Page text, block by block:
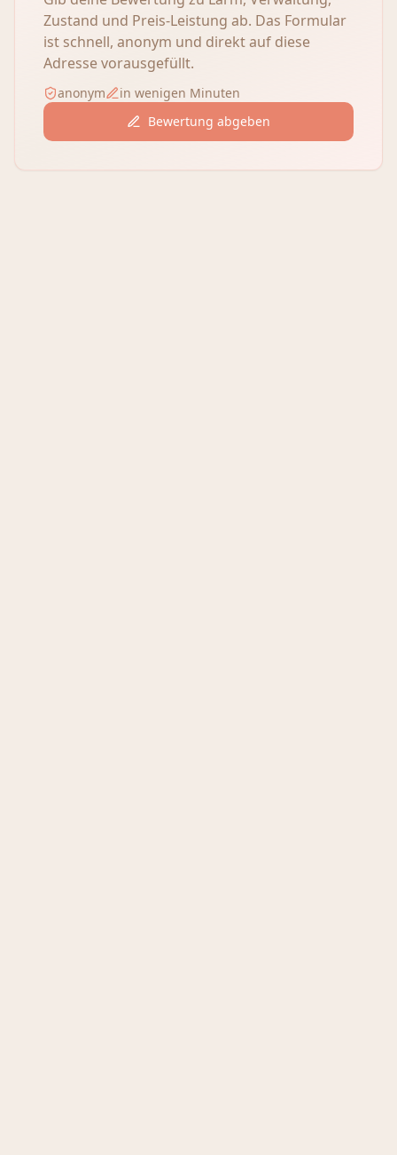
Zustand und Preis-Leistung ab. Das Formular
ist schnell, anonym und direkt auf diese
Adresse vorausgefüllt.
anonym
in wenigen Minuten
Bewertung abgeben